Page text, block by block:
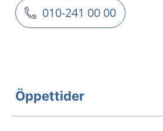
010-241 00 00
Öppettider